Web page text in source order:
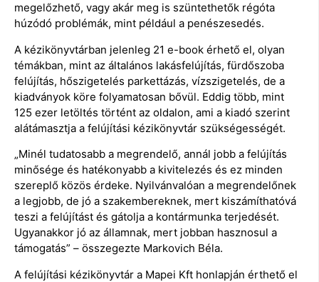
megelőzhető, vagy akár meg is szüntethetők régóta
húzódó problémák, mint például a penészesedés.
A kézikönyvtárban jelenleg 21 e-book érhető el, olyan
témákban, mint az általános lakásfelújítás, fürdőszoba
felújítás, hőszigetelés parkettázás, vízszigetelés, de a
kiadványok köre folyamatosan bővül. Eddig több, mint
125 ezer letöltés történt az oldalon, ami a kiadó szerint
alátámasztja a felújítási kézikönyvtár szükségességét.
„Minél tudatosabb a megrendelő, annál jobb a felújítás
minősége és hatékonyabb a kivitelezés és ez minden
szereplő közös érdeke. Nyilvánvalóan a megrendelőnek
a legjobb, de jó a szakembereknek, mert kiszámíthatóvá
teszi a felújítást és gátolja a kontármunka terjedését.
Ugyanakkor jó az államnak, mert jobban hasznosul a
támogatás” – összegezte Markovich Béla.
A felújítási kézikönyvtár a Mapei Kft honlapján érthető el